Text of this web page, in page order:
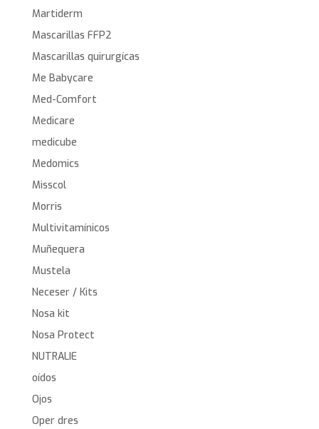
Martiderm
Mascarillas FFP2
Mascarillas quirurgícas
Me Babycare
Med-Comfort
Medicare
medicube
Medomics
Misscol
Morris
Multivitamínicos
Muñequera
Mustela
Neceser / Kits
Nosa kit
Nosa Protect
NUTRALIE
oídos
Ojos
Oper dres